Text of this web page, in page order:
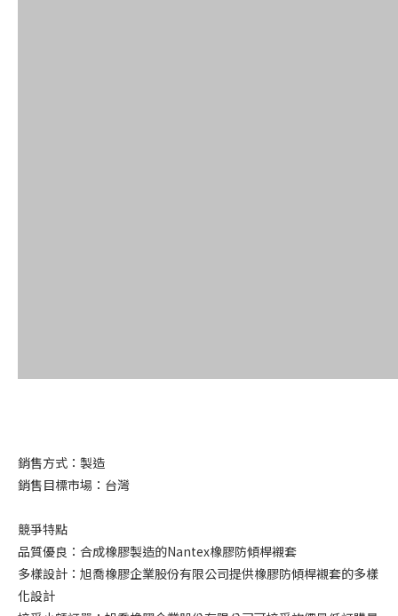
銷售方式：製造
銷售目標市場：台灣
競爭特點
品質優良：合成橡膠製造的Nantex橡膠防傾桿襯套
多樣設計：旭喬橡膠企業股份有限公司提供橡膠防傾桿襯套的多樣
化設計